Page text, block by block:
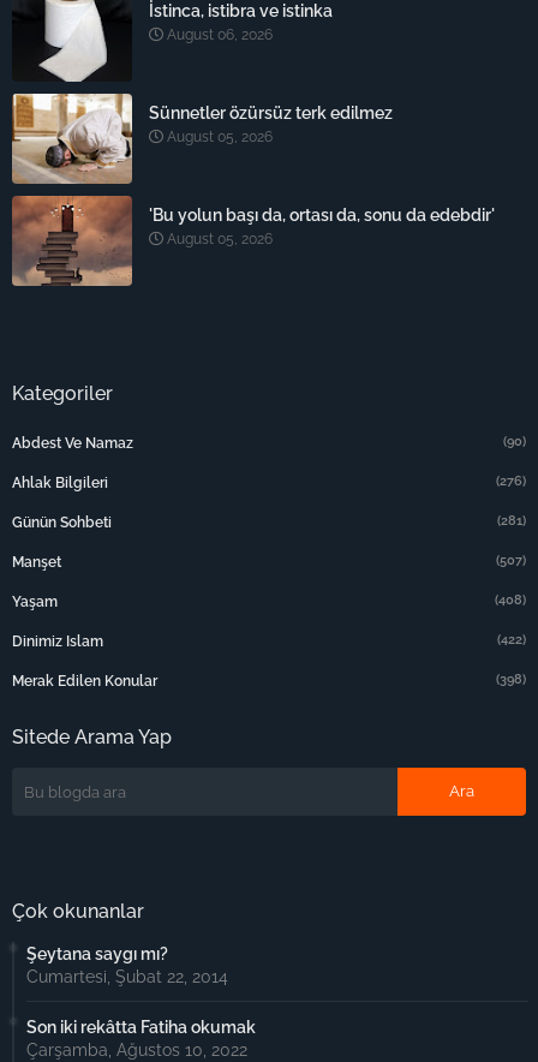
İstinca, istibra ve istinka
August 06, 2026
Sünnetler özürsüz terk edilmez
August 05, 2026
'Bu yolun başı da, ortası da, sonu da edebdir'
August 05, 2026
Kategoriler
Abdest Ve Namaz (90)
Ahlak Bilgileri (276)
Günün Sohbeti (281)
Manşet (507)
Yaşam (408)
Dinimiz Islam (422)
Merak Edilen Konular (398)
Sitede Arama Yap
Çok okunanlar
Şeytana saygı mı?
Cumartesi, Şubat 22, 2014
Son iki rekâtta Fatiha okumak
Çarşamba, Ağustos 10, 2022